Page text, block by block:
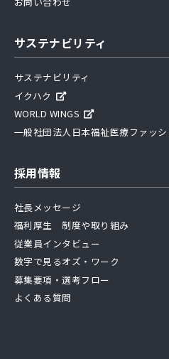
サステナビリティ
サステナビリティ
イクハク
WORLD WINGS
一般社団法人日本福祉医療ファッ
採用情報
社長メッセージ
福利厚生 制度や取り組み
従業員インタビュー
数字で見るオズ・ワーク
募集要項・選考フロー
よくある質問